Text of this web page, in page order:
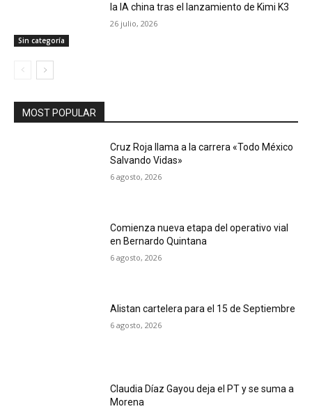
Sin categoría
la IA china tras el lanzamiento de Kimi K3
26 julio, 2026
MOST POPULAR
Cruz Roja llama a la carrera «Todo México
Salvando Vidas»
6 agosto, 2026
Comienza nueva etapa del operativo vial
en Bernardo Quintana
6 agosto, 2026
Alistan cartelera para el 15 de Septiembre
6 agosto, 2026
Claudia Díaz Gayou deja el PT y se suma a
Morena